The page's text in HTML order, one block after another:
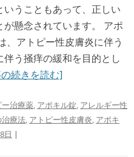
うこともあって、正しい
懸念されています。 アポ
、アトピー性皮膚炎に伴う
う掻痒の緩和を目的とし
続きを読む]
ー治療薬, アポキル錠, アレルギー性
療法, アトピー性皮膚炎, アポキ
日 |